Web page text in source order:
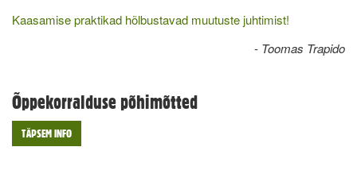
Kaasamise praktikad hõlbustavad muutuste juhtimist!
- Toomas Trapido
Õppekorralduse põhimõtted
TÄPSEM INFO